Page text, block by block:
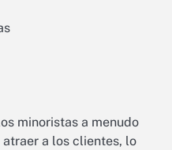
minoristas a menudo
a los clientes, lo